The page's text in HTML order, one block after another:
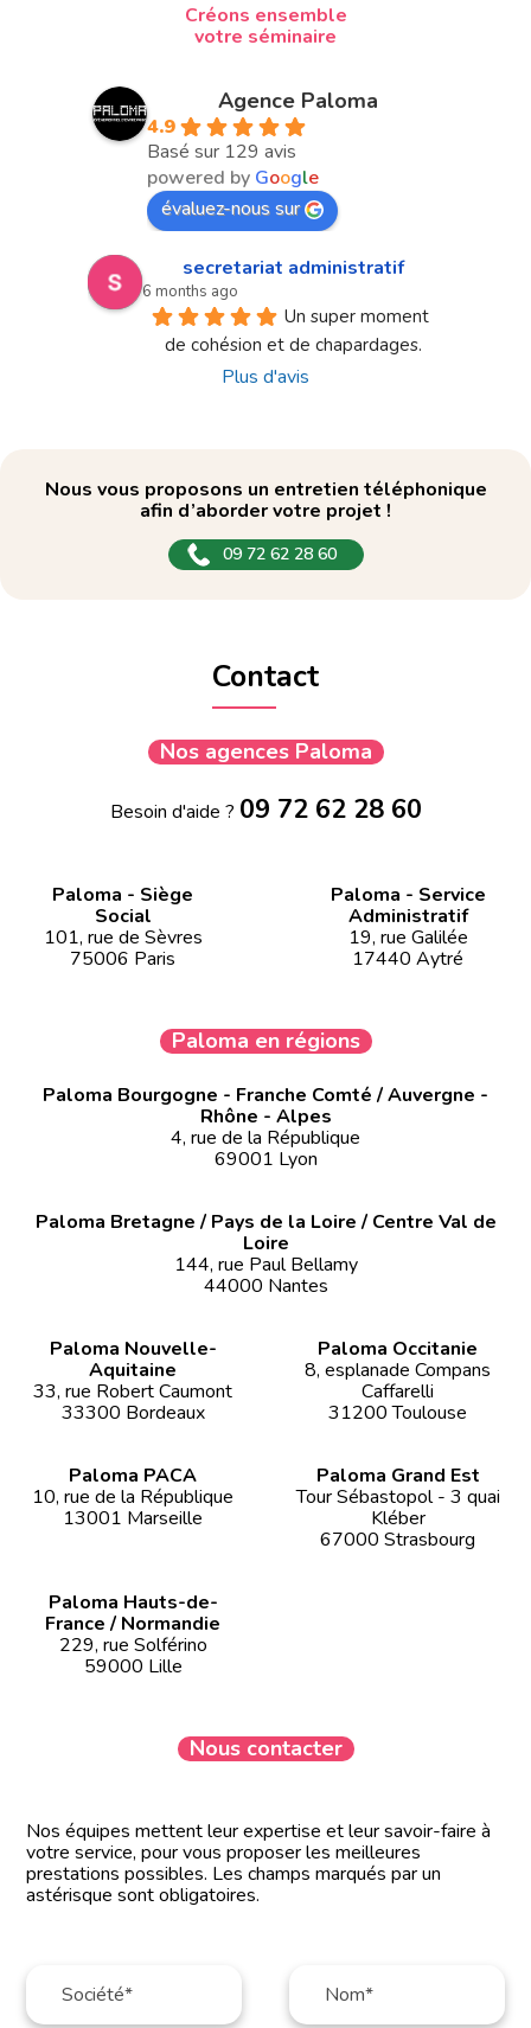
Créons ensemble
votre séminaire
Agence Paloma
4.9
Basé sur 129 avis
powered by Google
évaluez-nous sur
secretariat administratif
6 months ago
Un super moment
de cohésion et de chapardages.
Plus d'avis
Nous vous proposons un entretien téléphonique
afin d’aborder votre projet !
09 72 62 28 60
Contact
Nos agences Paloma
Besoin d'aide ? 09 72 62 28 60
Paloma - Siège
Social
101, rue de Sèvres
75006 Paris
Paloma - Service
Administratif
19, rue Galilée
17440 Aytré
Paloma en régions
Paloma Bourgogne - Franche Comté / Auvergne -
Rhône - Alpes
4, rue de la République
69001 Lyon
Paloma Bretagne / Pays de la Loire / Centre Val de
Loire
144, rue Paul Bellamy
44000 Nantes
Paloma Nouvelle-
Aquitaine
33, rue Robert Caumont
33300 Bordeaux
Paloma Occitanie
8, esplanade Compans
Caffarelli
31200 Toulouse
Paloma PACA
10, rue de la République
13001 Marseille
Paloma Grand Est
Tour Sébastopol - 3 quai
Kléber
67000 Strasbourg
Paloma Hauts-de-
France / Normandie
229, rue Solférino
59000 Lille
Nous contacter
Nos équipes mettent leur expertise et leur savoir-faire à
votre service, pour vous proposer les meilleures
prestations possibles. Les champs marqués par un
astérisque sont obligatoires.